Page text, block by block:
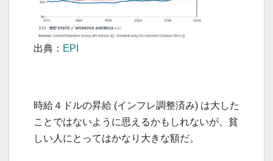
出典： EPI
時給４ドルの昇給 (インフレ調整済み) は大した
ことではないように思えるかもしれないが、貧
しい人にとってはかなり大きな額だ。